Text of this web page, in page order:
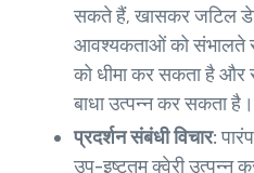
सकते हैं, खासकर जटिल
आवश्यकताओं को संभालते
को धीमा कर सकता है और
बाधा उत्पन्न कर सकता है।
प्रदर्शन संबंधी विचार:
उप-इष्टतम क्वेरी उत्पन्न